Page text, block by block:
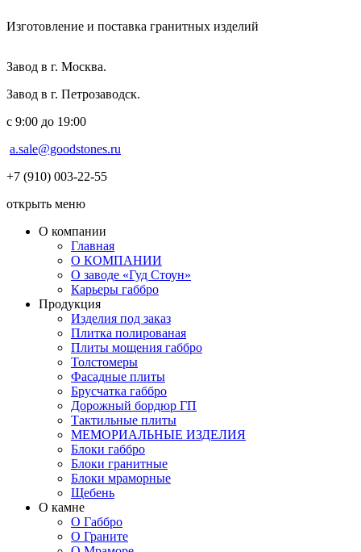
Изготовление и поставка гранитных изделий
Завод в г. Москва.
Завод в г. Петрозаводск.
с 9:00 до 19:00
a.sale@goodstones.ru
+7 (910) 003-22-55
открыть меню
О компании
Главная
О КОМПАНИИ
О заводе «Гуд Стоун»
Карьеры габбро
Продукция
Изделия под заказ
Плитка полированая
Плиты мощения габбро
Толстомеры
Фасадные плиты
Брусчатка габбро
Дорожный бордюр ГП
Тактильные плиты
МЕМОРИАЛЬНЫЕ ИЗДЕЛИЯ
Блоки габбро
Блоки гранитные
Блоки мраморные
Щебень
О камне
О Габбро
О Граните